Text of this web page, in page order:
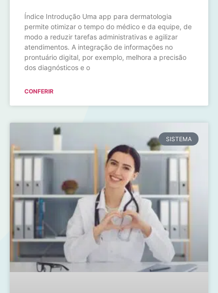
Índice Introdução Uma app para dermatologia
permite otimizar o tempo do médico e da equipe, de
modo a reduzir tarefas administrativas e agilizar
atendimentos. A integração de informações no
prontuário digital, por exemplo, melhora a precisão
dos diagnósticos e o
CONFERIR
SISTEMA